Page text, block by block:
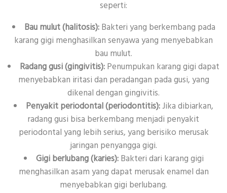
seperti:
Bau mulut (halitosis):Bakteri yang berkembang pada
karang gigi menghasilkan senyawa yang menyebabkan
bau mulut.
Radang gusi (gingivitis):Penumpukan karang gigi dapat
menyebabkan iritasi dan peradangan pada gusi, yang
dikenal dengan gingivitis.
Penyakit periodontal (periodontitis):Jika dibiarkan,
radang gusi bisa berkembang menjadi penyakit
periodontal yang lebih serius, yang berisiko merusak
jaringan penyangga gigi.
Gigi berlubang (karies):Bakteri dari karang gigi
menghasilkan asam yang dapat merusak enamel dan
menyebabkan gigi berlubang.